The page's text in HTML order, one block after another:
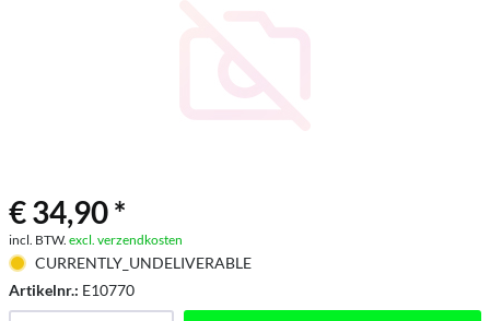
€ 34,90 *
incl. BTW. excl. verzendkosten
CURRENTLY_UNDELIVERABLE
Artikelnr.: E10770